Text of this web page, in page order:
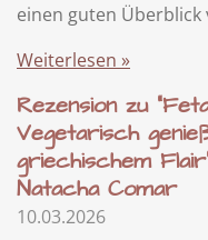
einen guten Überblick
Weiterlesen »
Rezension zu
Vegetarisch
griechischem
Natacha Comar
10.03.2026